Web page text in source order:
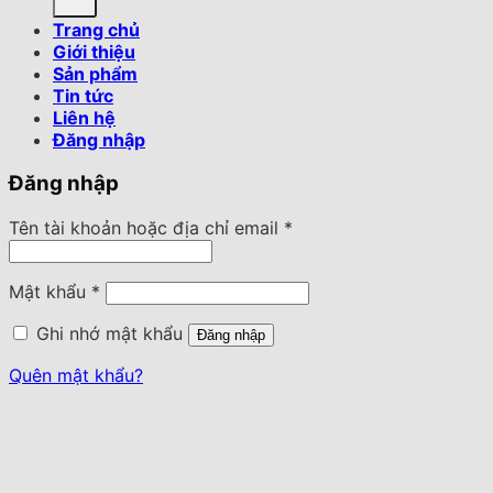
Trang chủ
Giới thiệu
Sản phẩm
Tin tức
Liên hệ
Đăng nhập
Đăng nhập
Tên tài khoản hoặc địa chỉ email *
Mật khẩu *
Ghi nhớ mật khẩu
Đăng nhập
Quên mật khẩu?